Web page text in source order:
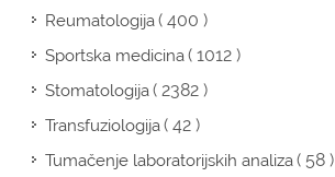
Reumatologija( 400 )
Sportska medicina( 1012 )
Stomatologija( 2382 )
Transfuziologija( 42 )
Tumačenje laboratorijskih analiza( 58 )